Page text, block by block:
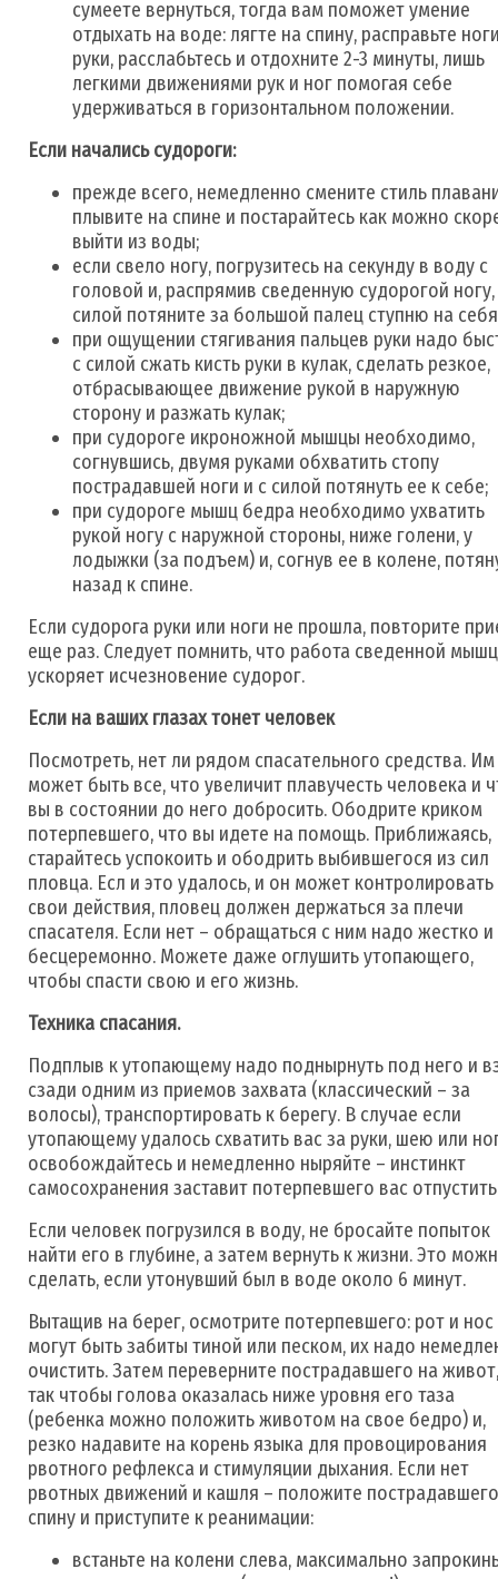
сумеете вернуться, тогда вам поможет умение
отдыхать на воде: лягте на спину, расправьте
руки, расслабьтесь и отдохните 2-3 минуты, лишь
легкими движениями рук и ног помогая себе
удерживаться в горизонтальном положении.
Если начались судороги:
прежде всего, немедленно смените стиль
плывите на спине и постарайтесь как можно
выйти из воды;
если свело ногу, погрузитесь на секунду в воду с
головой и, распрямив сведенную судорогой ногу,
силой потяните за большой палец ступню на
при ощущении стягивания пальцев руки надо
с силой сжать кисть руки в кулак, сделать резкое,
отбрасывающее движение рукой в наружную
сторону и разжать кулак;
при судороге икроножной мышцы необходимо,
согнувшись, двумя руками обхватить стопу
пострадавшей ноги и с силой потянуть ее к себе;
при судороге мышц бедра необходимо ухватить
рукой ногу с наружной стороны, ниже голени, у
лодыжки (за подъем) и, согнув ее в колене,
назад к спине.
Если судорога руки или ноги не прошла, повторите
еще раз. Следует помнить, что работа сведенной
ускоряет исчезновение судорог.
Если на ваших глазах тонет человек
Посмотреть, нет ли рядом спасательного средства. Им
может быть все, что увеличит плавучесть человека и
вы в состоянии до него добросить. Ободрите криком
потерпевшего, что вы идете на помощь. Приближаясь,
старайтесь успокоить и ободрить выбившегося из сил
пловца. Есл и это удалось, и он может контролировать
свои действия, пловец должен держаться за плечи
спасателя. Если нет – обращаться с ним надо жестко и
бесцеремонно. Можете даже оглушить утопающего,
чтобы спасти свою и его жизнь.
Техника спасания.
Подплыв к утопающему надо поднырнуть под него и
сзади одним из приемов захвата (классический – за
волосы), транспортировать к берегу. В случае если
утопающему удалось схватить вас за руки, шею или
освобождайтесь и немедленно ныряйте – инстинкт
самосохранения заставит потерпевшего вас
Если человек погрузился в воду, не бросайте попыток
найти его в глубине, а затем вернуть к жизни. Это
сделать, если утонувший был в воде около 6 минут.
Вытащив на берег, осмотрите потерпевшего: рот и нос
могут быть забиты тиной или песком, их надо
очистить. Затем переверните пострадавшего на живот,
так чтобы голова оказалась ниже уровня его таза
(ребенка можно положить животом на свое бедро) и,
резко надавите на корень языка для провоцирования
рвотного рефлекса и стимуляции дыхания. Если нет
рвотных движений и кашля – положите
спину и приступите к реанимации:
встаньте на колени слева, максимально